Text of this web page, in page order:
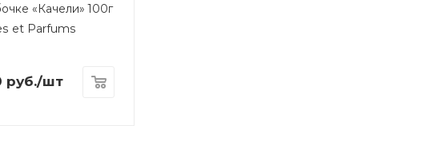
«Качели» 100г
et Parfums
руб./шт